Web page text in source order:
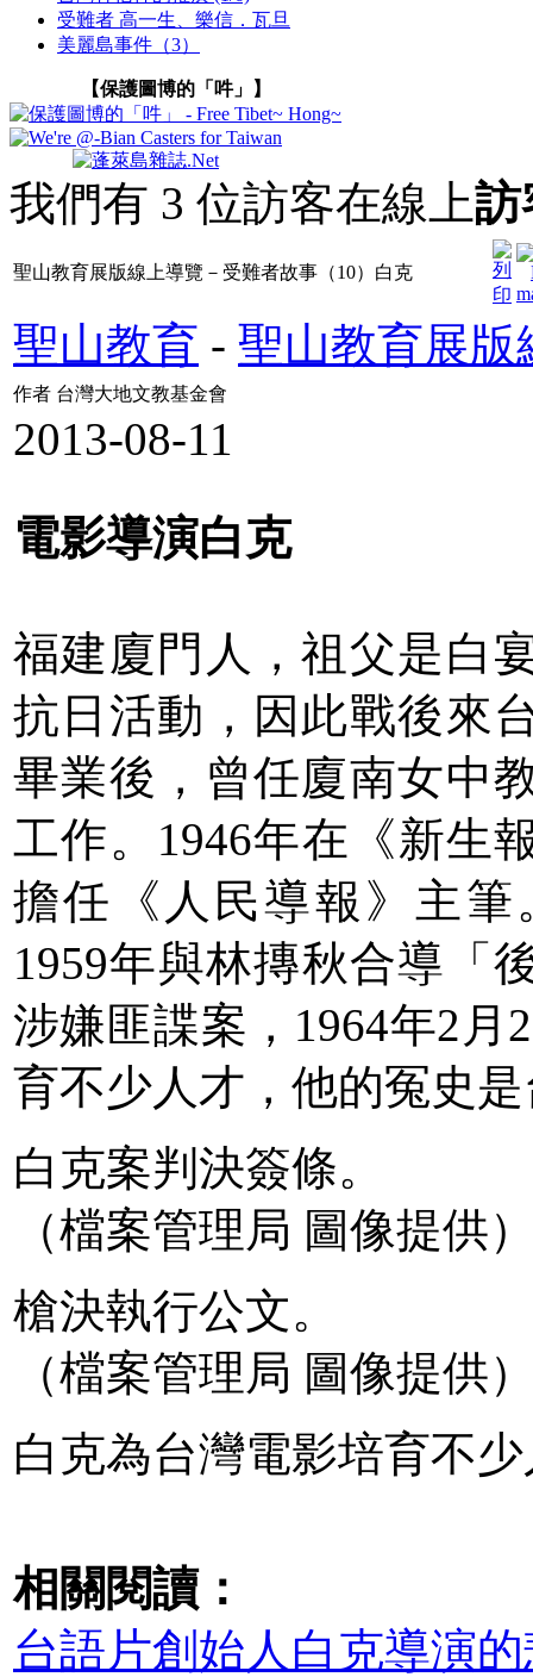
受難者 高一生、樂信．瓦旦
美麗島事件（3）
【保護圖博的「吽」】
我們有 3 位訪客在線上訪
聖山教育展版線上導覽－受難者故事（10）白克
聖山教育 - 聖山教育展版
作者 台灣大地文教基金會
2013-08-11
電影導演白克
福建廈門人，祖父是白
抗日活動，因此戰後來
畢業後，曾任廈南女中
工作。1946年在《新生
擔任《人民導報》主筆
1959年與林摶秋合導「
涉嫌匪諜案，1964年2
育不少人才，他的冤史
白克案判決簽條。
（檔案管理局 圖像提供
槍決執行公文。
（檔案管理局 圖像提供
白克為台灣電影培育不
相關閱讀：
台語片創始人白克導演